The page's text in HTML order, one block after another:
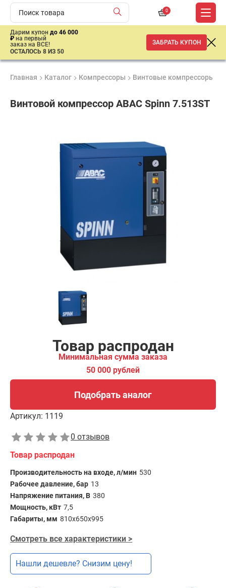
0
Дарим купон до 46 000
₽ на первый
заказ на ВСЕ!
ОСТАЛОСЬ 8 ИЗ 50
ЗАБРАТЬ КУПОН
Главная Каталог Компрессоры Винтовые компрессоры
Винтовой компрессор ABAC Spinn 7.513ST
сертифицирована
1 год
Товар распродан
Минимальная сумма заказа
50 000 рублей
Подобрать аналог
Артикул: 1119
0 отзывов
Товар распродан
Производительность на входе, л/мин 530
Рабочее давление, бар 13
Напряжение питания, В 380
Мощность, кВт 7,5
Габариты, мм 810х650х995
Смотреть все характеристики >
Нашли дешевле? Снизим цену!
Подобрать аналог